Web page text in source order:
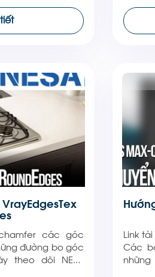
khó khăn. Hãy
có giúp được gì
nếu
Các
nhật
các góc
đường bo góc
theo dõi NESA
Link
Các